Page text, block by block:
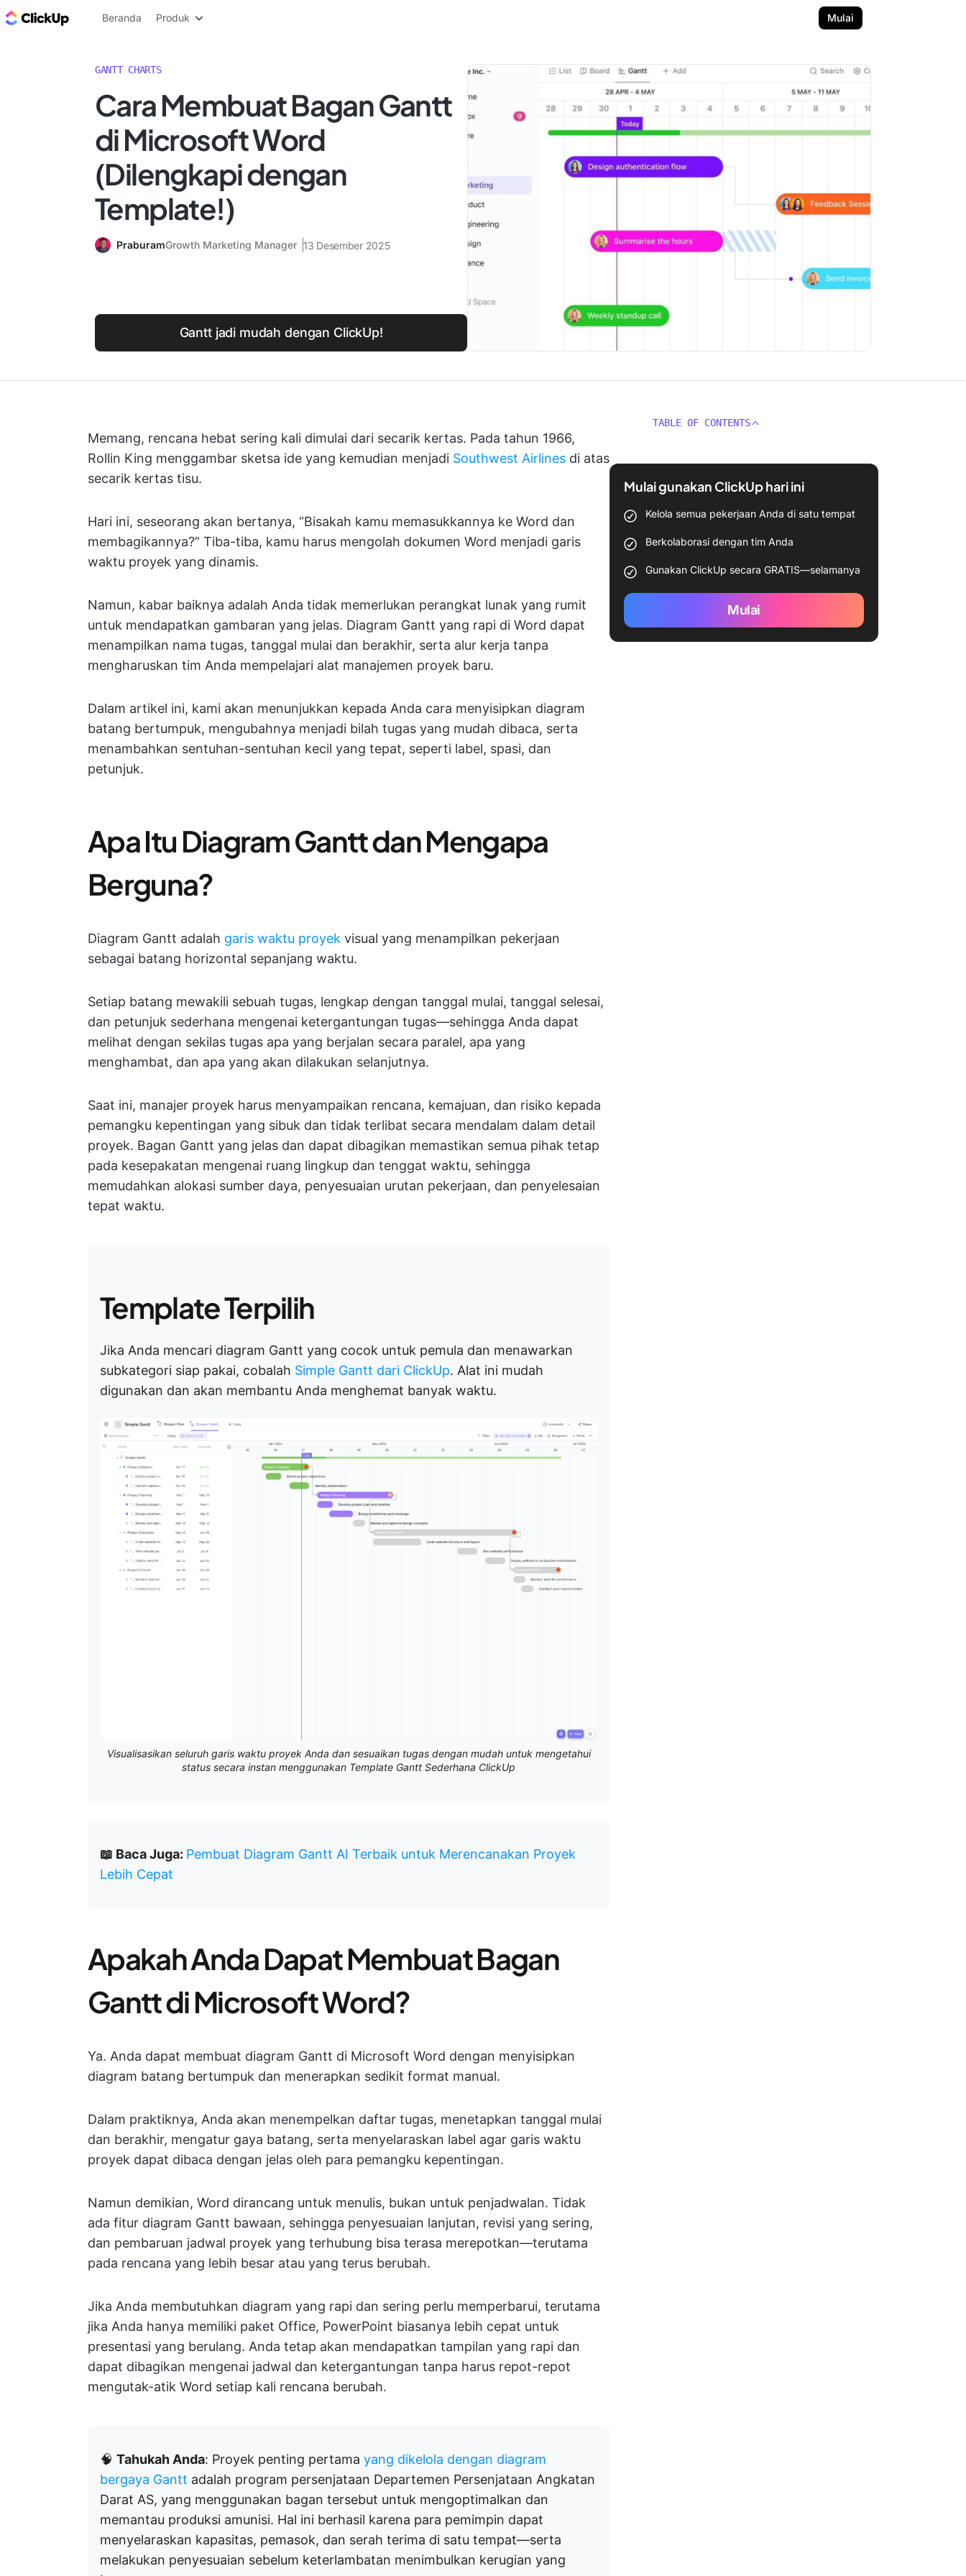
Blog ClickUp
Beranda Produk Mulai
GANTT CHARTS
Cara Membuat Bagan Gantt
di Microsoft Word
(Dilengkapi dengan
Template!)
PraburamGrowth Marketing Manager 13 Desember 2025
Gantt jadi mudah dengan ClickUp!
Memang, rencana hebat sering kali dimulai dari secarik kertas. Pada tahun 1966,
Rollin King menggambar sketsa ide yang kemudian menjadi Southwest Airlines di atas
secarik kertas tisu.
Hari ini, seseorang akan bertanya, “Bisakah kamu memasukkannya ke Word dan
membagikannya?” Tiba-tiba, kamu harus mengolah dokumen Word menjadi garis
waktu proyek yang dinamis.
Namun, kabar baiknya adalah Anda tidak memerlukan perangkat lunak yang rumit
untuk mendapatkan gambaran yang jelas. Diagram Gantt yang rapi di Word dapat
menampilkan nama tugas, tanggal mulai dan berakhir, serta alur kerja tanpa
mengharuskan tim Anda mempelajari alat manajemen proyek baru.
Dalam artikel ini, kami akan menunjukkan kepada Anda cara menyisipkan diagram
batang bertumpuk, mengubahnya menjadi bilah tugas yang mudah dibaca, serta
menambahkan sentuhan-sentuhan kecil yang tepat, seperti label, spasi, dan
petunjuk.
Apa Itu Diagram Gantt dan Mengapa
Berguna?
Diagram Gantt adalah garis waktu proyek visual yang menampilkan pekerjaan
sebagai batang horizontal sepanjang waktu.
Setiap batang mewakili sebuah tugas, lengkap dengan tanggal mulai, tanggal selesai,
dan petunjuk sederhana mengenai ketergantungan tugas—sehingga Anda dapat
melihat dengan sekilas tugas apa yang berjalan secara paralel, apa yang
menghambat, dan apa yang akan dilakukan selanjutnya.
Saat ini, manajer proyek harus menyampaikan rencana, kemajuan, dan risiko kepada
pemangku kepentingan yang sibuk dan tidak terlibat secara mendalam dalam detail
proyek. Bagan Gantt yang jelas dan dapat dibagikan memastikan semua pihak tetap
pada kesepakatan mengenai ruang lingkup dan tenggat waktu, sehingga
memudahkan alokasi sumber daya, penyesuaian urutan pekerjaan, dan penyelesaian
tepat waktu.
Template Terpilih
Jika Anda mencari diagram Gantt yang cocok untuk pemula dan menawarkan
subkategori siap pakai, cobalah Simple Gantt dari ClickUp. Alat ini mudah
digunakan dan akan membantu Anda menghemat banyak waktu.
Visualisasikan seluruh garis waktu proyek Anda dan sesuaikan tugas dengan mudah untuk mengetahui
status secara instan menggunakan Template Gantt Sederhana ClickUp
📖 Baca Juga: Pembuat Diagram Gantt AI Terbaik untuk Merencanakan Proyek
Lebih Cepat
Apakah Anda Dapat Membuat Bagan
Gantt di Microsoft Word?
Ya. Anda dapat membuat diagram Gantt di Microsoft Word dengan menyisipkan
diagram batang bertumpuk dan menerapkan sedikit format manual.
Dalam praktiknya, Anda akan menempelkan daftar tugas, menetapkan tanggal mulai
dan berakhir, mengatur gaya batang, serta menyelaraskan label agar garis waktu
proyek dapat dibaca dengan jelas oleh para pemangku kepentingan.
Namun demikian, Word dirancang untuk menulis, bukan untuk penjadwalan. Tidak
ada fitur diagram Gantt bawaan, sehingga penyesuaian lanjutan, revisi yang sering,
dan pembaruan jadwal proyek yang terhubung bisa terasa merepotkan—terutama
pada rencana yang lebih besar atau yang terus berubah.
Jika Anda membutuhkan diagram yang rapi dan sering perlu memperbarui, terutama
jika Anda hanya memiliki paket Office, PowerPoint biasanya lebih cepat untuk
presentasi yang berulang. Anda tetap akan mendapatkan tampilan yang rapi dan
dapat dibagikan mengenai jadwal dan ketergantungan tanpa harus repot-repot
mengutak-atik Word setiap kali rencana berubah.
🧠 Tahukah Anda: Proyek penting pertama yang dikelola dengan diagram
bergaya Gantt adalah program persenjataan Departemen Persenjataan Angkatan
Darat AS, yang menggunakan bagan tersebut untuk mengoptimalkan dan
memantau produksi amunisi. Hal ini berhasil karena para pemimpin dapat
menyelaraskan kapasitas, pemasok, dan serah terima di satu tempat—serta
melakukan penyesuaian sebelum keterlambatan menimbulkan kerugian yang
TABLE OF CONTENTS
Mulai gunakan ClickUp hari ini
Kelola semua pekerjaan Anda di satu tempat
Berkolaborasi dengan tim Anda
Gunakan ClickUp secara GRATIS—selamanya
Mulai